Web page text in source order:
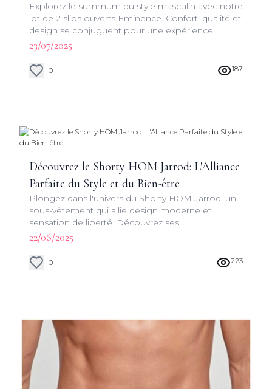
Explorez le summum du style masculin avec notre
lot de 2 slips ouverts Eminence. Confort, qualité et
design se conjuguent pour une expérience
vestimentaire incomparable. Découvrez pourquoi
ces slips sont un must-have pour tout homme
soucieux de son bien-être et de son apparence.
23/07/2025
0 187
Découvrez le Shorty HOM Jarrod: L'Alliance
Parfaite du Style et du Bien-être
Plongez dans l'univers du Shorty HOM Jarrod, un
sous-vêtement qui allie design moderne et
sensation de liberté. Découvrez ses
caractéristiques uniques et pourquoi il est devenu
un incontournable de la garde-robe masculine.
22/06/2025
0 223